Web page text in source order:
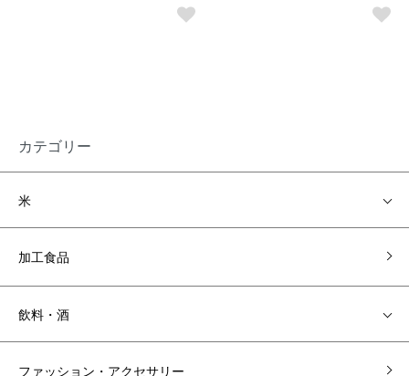
カテゴリー
米
加工食品
飲料・酒
ファッション・アクセサリー